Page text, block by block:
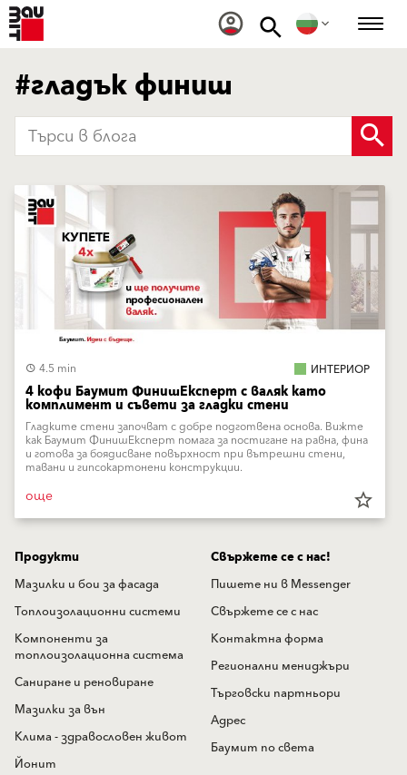
#гладък финиш
4.5 min ИНТЕРИОР
4 кофи Баумит ФинишЕксперт с валяк като
комплимент и съвети за гладки стени
Гладките стени започват с добре подготвена основа. Вижте
как Баумит ФинишЕксперт помага за постигане на равна, фина
и готова за боядисване повърхност при вътрешни стени,
тавани и гипсокартонени конструкции.
още star_border
Продукти
Мазилки и бои за фасада
Топлоизолационни системи
Компоненти за
топлоизолационна система
Саниране и реновиране
Мазилки за вън
Клима - здравословен живот
Йонит
Свържете се с нас!
Пишете ни в Messenger
Свържете се с нас
Контактна форма
Регионални мениджъри
Търговски партньори
Адрес
Баумит по света